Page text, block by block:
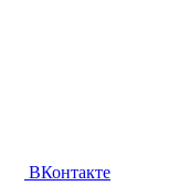
ВКонтакте